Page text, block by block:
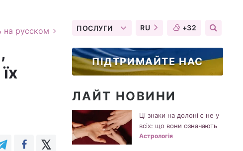
на русском ПОСЛУГИ RU +32
ПІДТРИМАЙТЕ НАС
ЛАЙТ НОВИНИ
Ці знаки на долоні є не у
всіх: що вони означають
Астрологія